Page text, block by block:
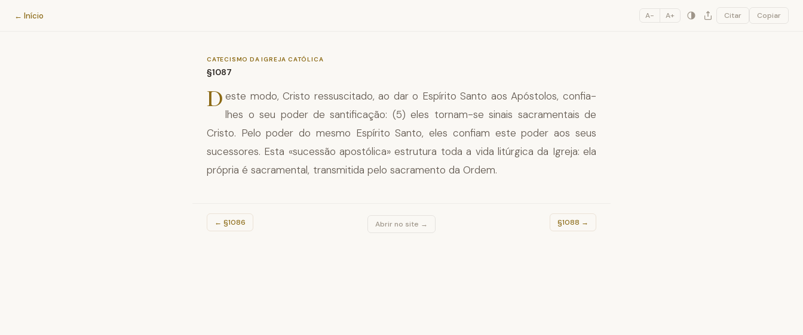
Catecismo da Igreja Católica
← Início A− A+ Citar Copiar
CATECISMO DA IGREJA CATÓLICA
§1087
D este modo, Cristo ressuscitado, ao dar o Espírito Santo aos Apóstolos, confia-
lhes o seu poder de santificação: (5) eles tornam-se sinais sacramentais de
Cristo. Pelo poder do mesmo Espírito Santo, eles confiam este poder aos seus
sucessores. Esta «sucessão apostólica» estrutura toda a vida litúrgica da Igreja: ela
própria é sacramental, transmitida pelo sacramento da Ordem.
← §1086 Abrir no site → §1088 →